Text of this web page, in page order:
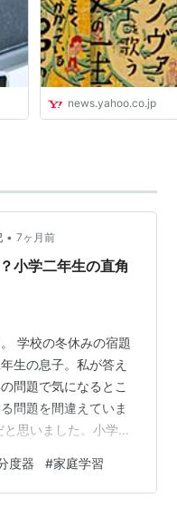
news.yahoo.co.jp
• 7ヶ月前
小学二年生の直角
学校の冬休みの宿題
生の息子。私が答え
問題で気になるとこ
問題を間違えていま
思いました。小学二
知りません。 教科書
の角を見て「これが
度器 #家庭学習